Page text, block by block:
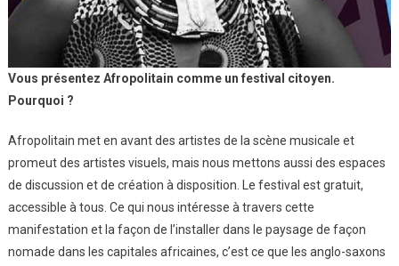
Vous présentez Afropolitain comme un festival citoyen.
Pourquoi ?
Afropolitain met en avant des artistes de la scène musicale et
promeut des artistes visuels, mais nous mettons aussi des espaces
de discussion et de création à disposition. Le festival est gratuit,
accessible à tous. Ce qui nous intéresse à travers cette
manifestation et la façon de l’installer dans le paysage de façon
nomade dans les capitales africaines, c’est ce que les anglo-saxons